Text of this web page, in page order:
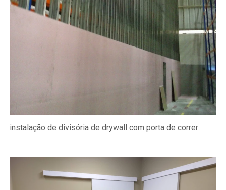
instalação de divisória de drywall com porta de correr